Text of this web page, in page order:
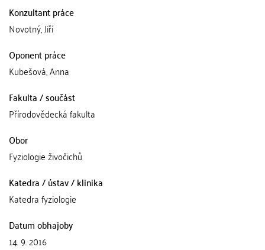
Konzultant práce
Novotný, Jiří
Oponent práce
Kubešová, Anna
Fakulta / součást
Přírodovědecká fakulta
Obor
Fyziologie živočichů
Katedra / ústav / klinika
Katedra fyziologie
Datum obhajoby
14. 9. 2016